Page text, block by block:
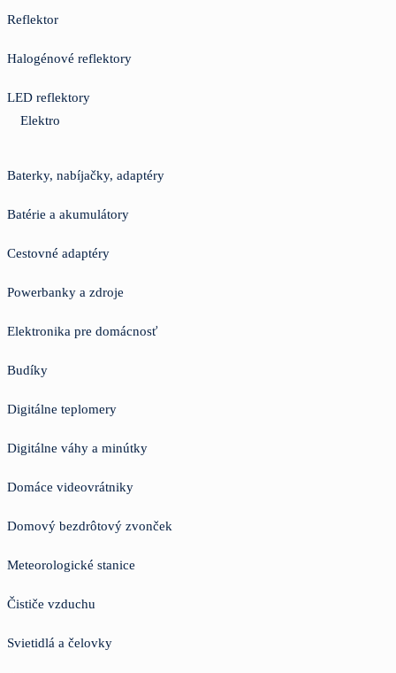
Reflektor
Halogénové reflektory
LED reflektory
Elektro
Baterky, nabíjačky, adaptéry
Batérie a akumulátory
Cestovné adaptéry
Powerbanky a zdroje
Elektronika pre domácnosť
Budíky
Digitálne teplomery
Digitálne váhy a minútky
Domáce videovrátniky
Domový bezdrôtový zvonček
Meteorologické stanice
Čističe vzduchu
Svietidlá a čelovky